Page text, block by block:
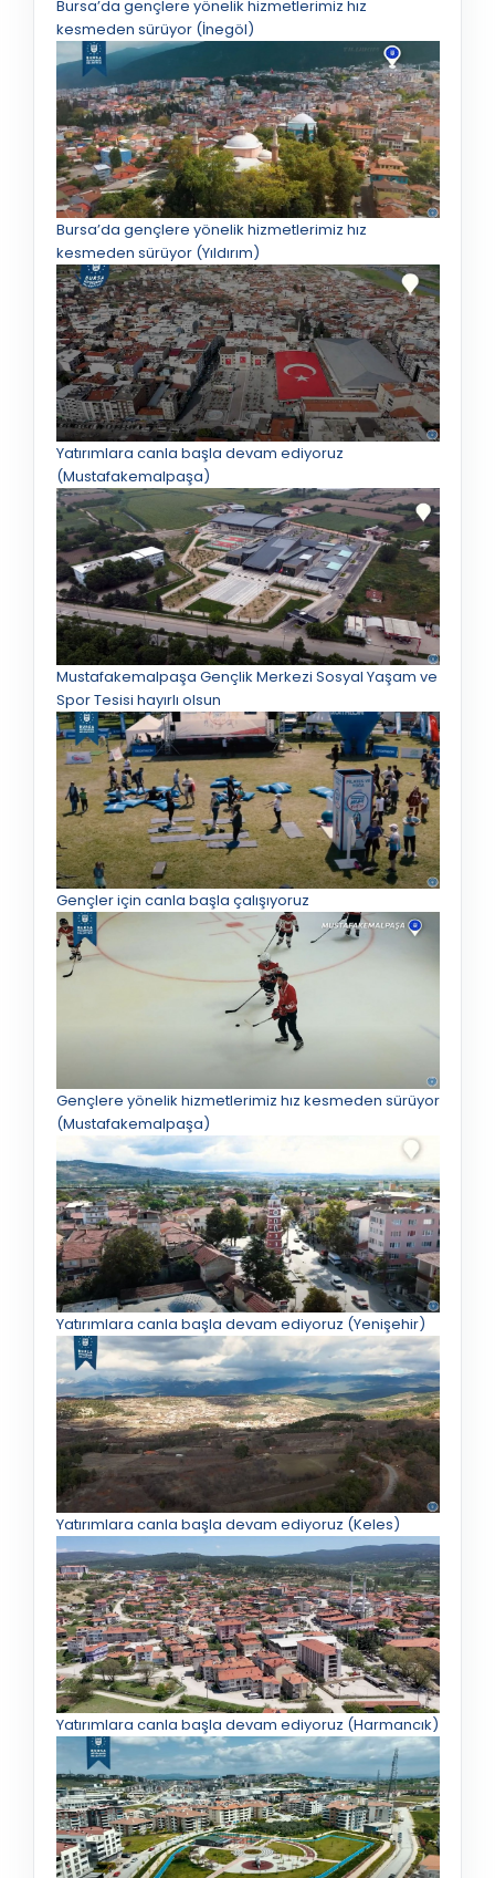
Bursa’da gençlere yönelik hizmetlerimiz hız
kesmeden sürüyor (İnegöl)
Bursa’da gençlere yönelik hizmetlerimiz hız
kesmeden sürüyor (Yıldırım)
Yatırımlara canla başla devam ediyoruz
(Mustafakemalpaşa)
Mustafakemalpaşa Gençlik Merkezi Sosyal Yaşam ve
Spor Tesisi hayırlı olsun
Gençler için canla başla çalışıyoruz
Gençlere yönelik hizmetlerimiz hız kesmeden sürüyor
(Mustafakemalpaşa)
Yatırımlara canla başla devam ediyoruz (Yenişehir)
Yatırımlara canla başla devam ediyoruz (Keles)
Yatırımlara canla başla devam ediyoruz (Harmancık)